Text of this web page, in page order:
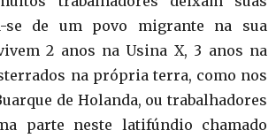
se de um povo migrante na sua
2 anos na Usina X, 3 anos na
na própria terra, como nos
de Holanda, ou trabalhadores
parte neste latifúndio chamado